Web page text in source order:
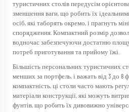
туристичних столів передусім
зменшення ваги, що робить їх
осіб, які таборять окремо, і прагнуть
спорядження. Компактний розмір
водночас забезпечуючи достатню
потреб приготування та прийому їжі.
Більшість персональних туристичних
менших за портфель, і важать від 3 до 8
компактність, ці столи часто мають
матеріали конструкції, які можуть
фунтів, що робить їх дивовижно